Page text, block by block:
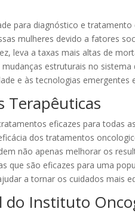
para diagnóstico e tratamento
mulheres devido a fatores
leva a taxas mais altas de
estruturais no sistema
e às tecnologias emergentes
Terapêuticas
eficazes para todas
dos tratamentos
não apenas melhorar os
são eficazes para uma
a tornar os cuidados mais
do Instituto